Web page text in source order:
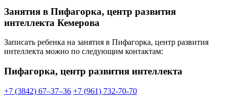
Занятия в Пифагорка, центр развития
интеллекта Кемерова
Записать ребенка на занятия в Пифагорка, центр развития
интеллекта можно по следующим контактам:
Пифагорка, центр развития интеллекта
+7 (3842) 67‒37‒36 +7 (961) 732-70-70